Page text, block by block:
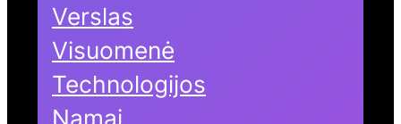
Verslas
Visuomenė
Technologijos
Namai